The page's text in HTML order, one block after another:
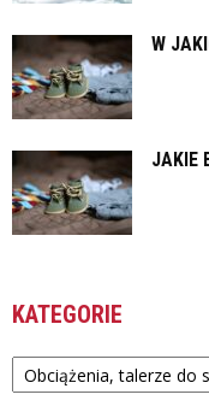
W
JAKIE
KATEGORIE
Kategorie